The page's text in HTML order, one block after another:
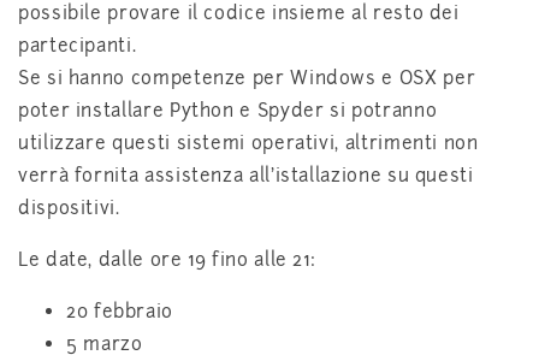
possibile provare il codice insieme al resto dei
partecipanti.
Se si hanno competenze per Windows e OSX per
poter installare Python e Spyder si potranno
utilizzare questi sistemi operativi, altrimenti non
verrà fornita assistenza all’istallazione su questi
dispositivi.
Le date, dalle ore 19 fino alle 21:
20 febbraio
5 marzo